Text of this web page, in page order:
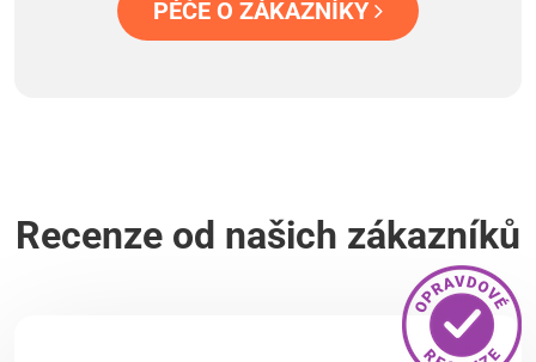
PÉČE O ZÁKAZNÍKY
Recenze od našich zákazníků